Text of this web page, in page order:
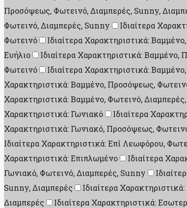
Προσόψεως, Φωτεινό, Διαμπερές, Sunny,
Φωτεινό, Διαμπερές, Sunny
Ιδιαίτερα
Φωτεινό
Ιδιαίτερα Χαρακτηριστικά:
Ευήλιο
Ιδιαίτερα Χαρακτηριστικά:
Φωτεινό
Ιδιαίτερα Χαρακτηριστικά:
Χαρακτηριστικά: Βαμμένο, Προσόψεως,
Χαρακτηριστικά: Βαμμένο, Φωτεινό,
Χαρακτηριστικά: Γωνιακό
Ιδιαίτερα
Χαρακτηριστικά: Γωνιακό, Προσόψεως,
Ιδιαίτερα Χαρακτηριστικά: Επί Λεωφόρου,
Χαρακτηριστικά: Επιπλωμένο
Ιδιαίτερα
Γωνιακό, Φωτεινό, Διαμπερές, Sunny
Sunny, Διαμπερές
Ιδιαίτερα
Διαμπερές
Ιδιαίτερα Χαρακτηριστικά: